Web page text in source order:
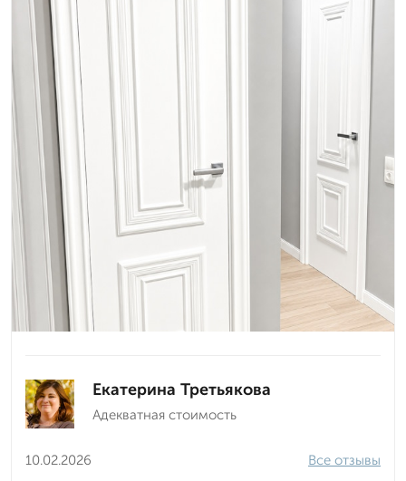
Екатерина Третьякова
Адекватная стоимость
10.02.2026
Все отзывы